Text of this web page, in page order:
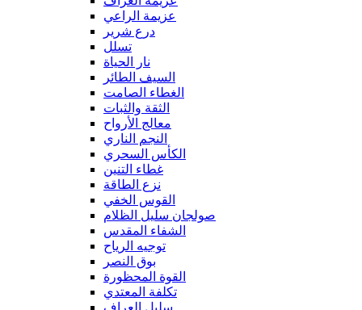
عزيمة الراعي
درع شرير
تسلل
نار الحياة
السيف الطائر
الغطاء الصامت
الثقة والثبات
معالج الأرواح
النجم الناري
الكأس السحري
غطاء التنين
نزع الطاقة
القوس الخفي
صولجان سليل الظلام
الشفاء المقدس
توجيه الرياح
بوق النصر
القوة المحظورة
تكلفة المعتدي